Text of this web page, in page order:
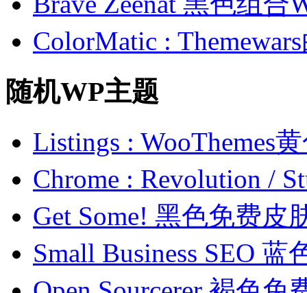
ColorMatic :
随机WP主题
Listings : WooThemes
Chrome : Revolution /
Get Some! 黑色免费皮
Small Business SEO